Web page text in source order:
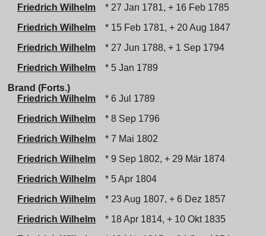
Friedrich Wilhelm
* 27 Jan 1781, + 16 Feb 1785
Friedrich Wilhelm
* 15 Feb 1781, + 20 Aug 1847
Friedrich Wilhelm
* 27 Jun 1788, + 1 Sep 1794
Friedrich Wilhelm
* 5 Jan 1789
Brand (Forts.)
Friedrich Wilhelm
* 6 Jul 1789
Friedrich Wilhelm
* 8 Sep 1796
Friedrich Wilhelm
* 7 Mai 1802
Friedrich Wilhelm
* 9 Sep 1802, + 29 Mär 1874
Friedrich Wilhelm
* 5 Apr 1804
Friedrich Wilhelm
* 23 Aug 1807, + 6 Dez 1857
Friedrich Wilhelm
* 18 Apr 1814, + 10 Okt 1835